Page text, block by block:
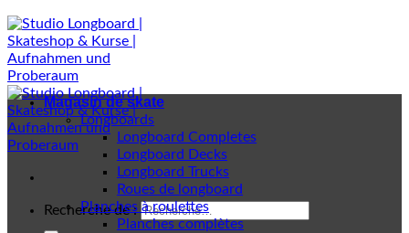
Recherche de :
Magasin de skate
Longboards
Longboard Completes
Longboard Decks
Longboard Trucks
Roues de longboard
Planches à roulettes
Planches complètes